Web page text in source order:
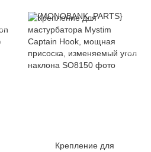
Крепление для